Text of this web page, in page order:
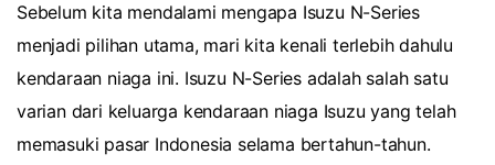
Sebelum kita mendalami mengapa Isuzu N-Series
menjadi pilihan utama, mari kita kenali terlebih dahulu
kendaraan niaga ini. Isuzu N-Series adalah salah satu
varian dari keluarga kendaraan niaga Isuzu yang telah
memasuki pasar Indonesia selama bertahun-tahun.